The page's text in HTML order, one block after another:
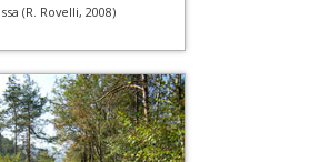
(R. Rovelli, 2008)